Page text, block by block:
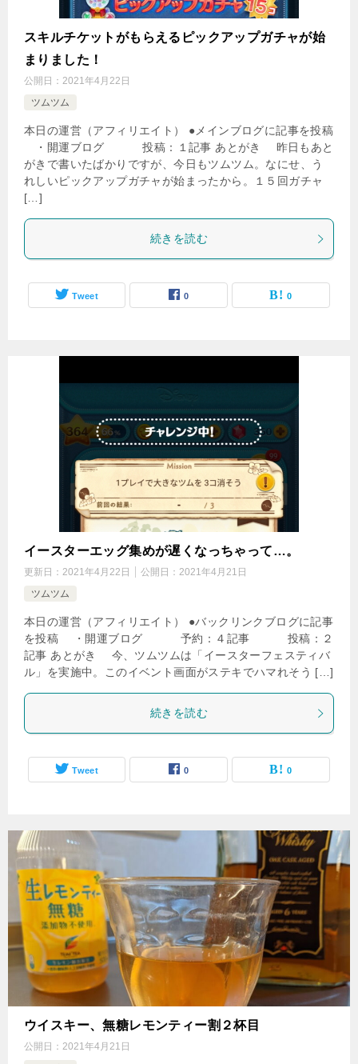
スキルチケットがもらえるピックアップガチャが始
まりました！
公開日： 2021年4月22日
ツムツム
本日の運営（アフィリエイト） ●メインブログに記事を投稿
・開運ブログ 投稿：１記事 あとがき 昨日もあと
がきで書いたばかりですが、今日もツムツム。なにせ、う
れしいピックアップガチャが始まったから。１５回ガチャ
[…]
続きを読む
Tweet 0 0
イースターエッグ集めが遅くなっちゃって…。
更新日： 2021年4月22日 公開日： 2021年4月21日
ツムツム
本日の運営（アフィリエイト） ●バックリンクブログに記事
を投稿 ・開運ブログ 予約：４記事 投稿：２
記事 あとがき 今、ツムツムは「イースターフェスティバ
ル」を実施中。このイベント画面がステキでハマれそう […]
続きを読む
Tweet 0 0
ウイスキー、無糖レモンティー割２杯目
公開日： 2021年4月21日